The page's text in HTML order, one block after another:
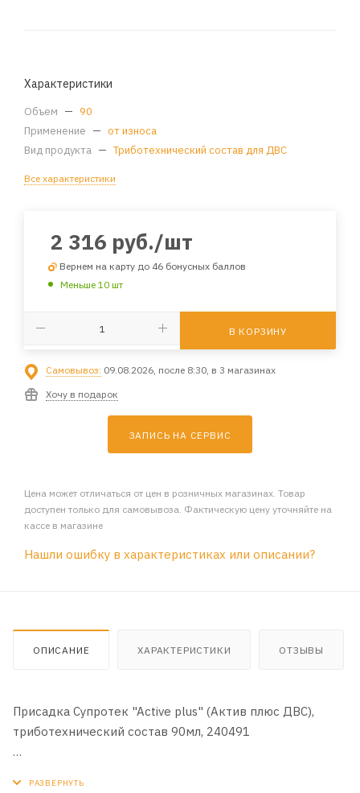
Характеристики
Объем — 90
Применение — от износа
Вид продукта — Триботехнический состав для ДВС
Все характеристики
2 316 руб./шт
Вернем на карту до 46 бонусных баллов
Меньше 10 шт
В КОРЗИНУ
Самовывоз: 09.08.2026, после 8:30, в 3 магазинах
Хочу в подарок
ЗАПИСЬ НА СЕРВИС
Цена может отличаться от цен в розничных магазинах. Товар
доступен только для самовывоза. Фактическую цену уточняйте на
кассе в магазине
Нашли ошибку в характеристиках или описании?
ОПИСАНИЕ ХАРАКТЕРИСТИКИ ОТЗЫВЫ
Присадка Супротек "Active plus" (Актив плюс ДВС),
триботехнический состав 90мл, 240491